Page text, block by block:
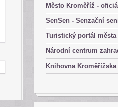
Město Kroměříž -
SenSen - Senzační
Turistický portál
Národní centrum
Knihovna Kroměřížska